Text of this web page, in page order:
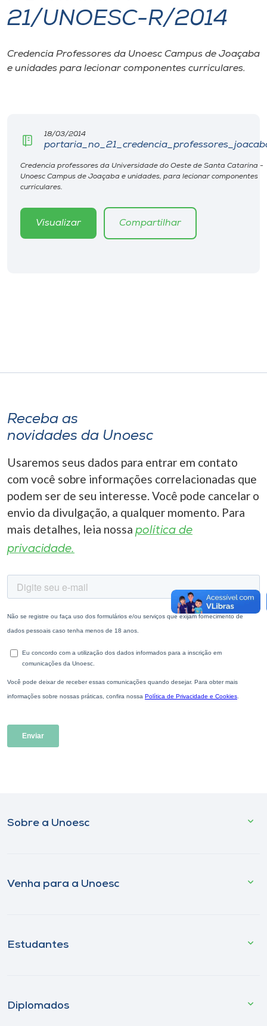
I.nova
Diplomados
CPA
Biblioteca
Rádio
A+
21/UNOESC-R/2014
Credencia Professores da Unoesc Campus de Joaçaba
e unidades para lecionar componentes curriculares.
18/03/2014
Credencia professores da Universidade do Oeste de Santa Catarina -
Unoesc Campus de Joaçaba e unidades, para lecionar componentes
curriculares.
Visualizar Compartilhar
Receba as
novidades da Unoesc
Usaremos seus dados para entrar em contato
com você sobre informações correlacionadas que
podem ser de seu interesse. Você pode cancelar o
envio da divulgação, a qualquer momento. Para
mais detalhes, leia nossa política de
privacidade.
Sobre a Unoesc
Venha para a Unoesc
Estudantes
Diplomados